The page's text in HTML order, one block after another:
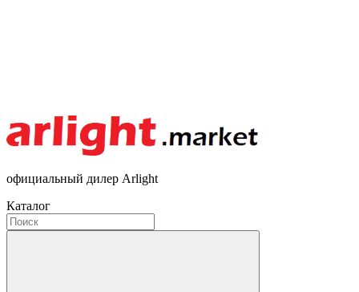
официальный дилер Arlight
Каталог